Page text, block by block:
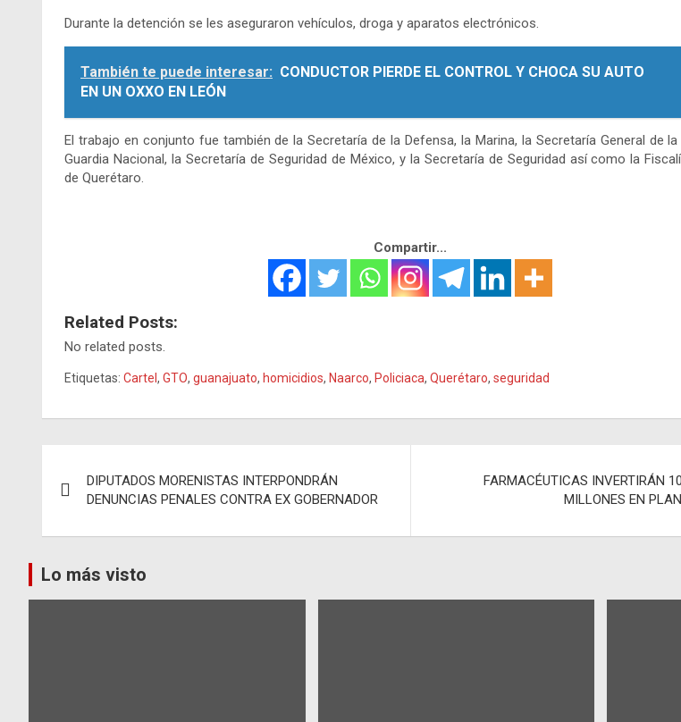
Durante la detención se les aseguraron vehículos, droga y aparatos electrónicos.
También te puede interesar: CONDUCTOR PIERDE EL CONTROL Y CHOCA SU AUTO
EN UN OXXO EN LEÓN
El trabajo en conjunto fue también de la Secretaría de la Defensa, la Marina, la Secretaría General de la
Guardia Nacional, la Secretaría de Seguridad de México, y la Secretaría de Seguridad así como la
de Querétaro.
Compartir...
Related Posts:
No related posts.
Etiquetas: Cartel , GTO, guanajuato, homicidios, Naarco, Policiaca, Querétaro, seguridad
de
entradas
DIPUTADOS MORENISTAS INTERPONDRÁN
DENUNCIAS PENALES CONTRA EX GOBERNADOR
FARMACÉUTICAS INVERTIRÁN
MILLONES EN
Lo más visto